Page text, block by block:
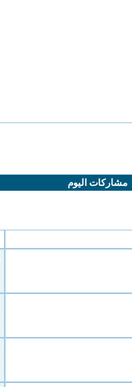
مشاركات اليوم